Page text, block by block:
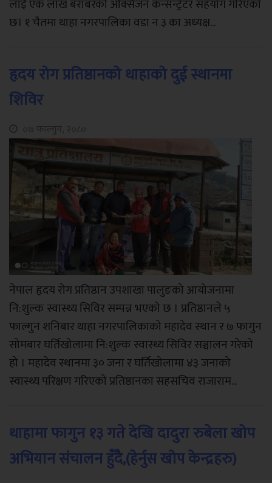
लाई एक लाख बराबरको अक्सिजन कन्सन्ट्रेटर सहयोग गरिएको
छ। १ चैतमा थाहा नगरपालिका वडा न ३ का अध्यक्ष...
हृदय रोग प्रतिष्ठानको थाहाको दुई स्थानमा
शिविर
नेपाल हृदय रोग प्रतिष्ठान उपशाखा पालुङको आयोजनामा
नि:शुल्क स्वास्थ्य सिविर सम्पन्न भएको छ । प्रतिष्ठानले ५
फाल्गुन शनिबार थाहा नगरपालिकाको महादेव स्थान र ७ फागुन
सोमबार घर्तिखोलामा नि:शुल्क स्वास्थ्य सिविर सञ्चालन गरेको
हो । महादेव स्थानमा ३० जना र घर्तिखोलामा ४३ जनाको
स्वास्थ्य परिक्षण गरिएको प्रतिष्ठानका सहसचिव राजाराम...
थाहामा फागुन १३ गते देखि दादुरा रुबेला खोप
अभियान संचालन हुँदै,(हेर्नुस खोप केन्द्रहरु)